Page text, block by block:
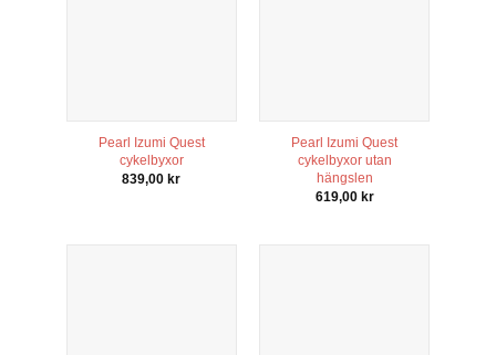
Pearl Izumi Quest
cykelbyxor
839,00 kr
Pearl Izumi Quest
cykelbyxor utan
hängslen
619,00 kr